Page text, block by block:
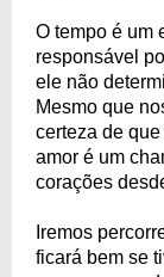
O tempo é um
responsável
ele não
Mesmo que
certeza de
amor é um
corações
Iremos
ficará bem se